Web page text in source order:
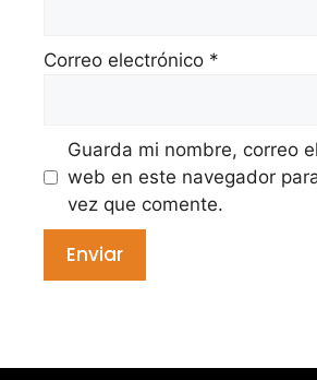
Correo electrónico *
Guarda mi nombre, correo
web en este navegador
vez que comente.